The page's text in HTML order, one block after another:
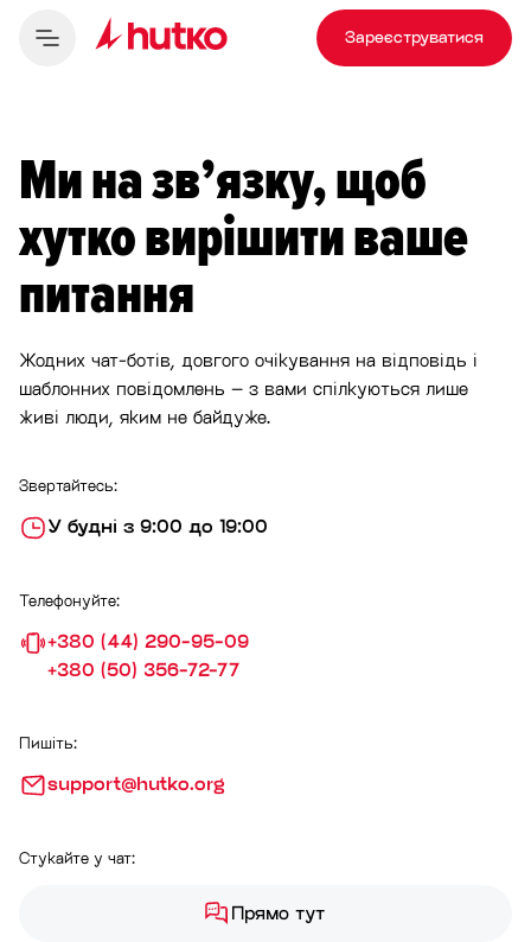
Зареєструватися
Ми на зв’язку, щоб
хутко вирішити ваше
питання
Жодних чат-ботів, довгого очікування на відповідь і
шаблонних повідомлень – з вами спілкуються лише
живі люди, яким не байдуже.
Звертайтесь:
У будні з 9:00 до 19:00
Телефонуйте:
+380 (44) 290-95-09
+380 (50) 356-72-77
Пишіть:
support@hutko.org
Стукайте у чат:
Прямо тут